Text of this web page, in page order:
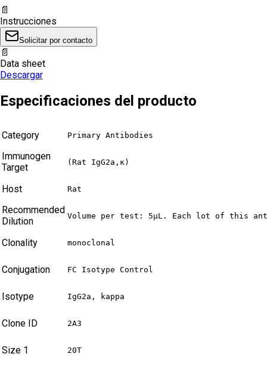
📄
Instrucciones
Solicitar por contacto
📄
Data sheet
Descargar
Especificaciones del producto
Category Primary Antibodies
Immunogen
Target
(Rat IgG2a,κ)
Host Rat
Recommended
Dilution
Volume per test: 5μL. Each lot of this
Clonality monoclonal
Conjugation FC Isotype Control
Isotype IgG2a, kappa
Clone ID 2A3
Size 1 20T